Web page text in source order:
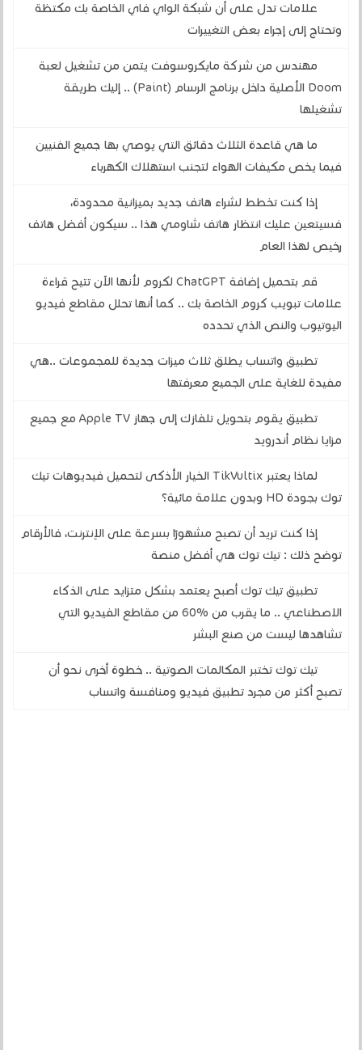
علامات تدل على أن شبكة الواي فاي الخاصة بك مكتظة
وتحتاج إلى إجراء بعض التغييرات
مهندس من شركة مايكروسوفت يتمن من تشغيل لعبة
Doom الأصلية داخل برنامج الرسام (Paint) .. إليك طريقة
تشغيلها
ما هي قاعدة الثلاث دقائق التي يوصي بها جميع الفنيين
فيما يخص مكيفات الهواء لتجنب استهلاك الكهرباء
إذا كنت تخطط لشراء هاتف جديد بميزانية محدودة،
فسيتعين عليك انتظار هاتف شاومي هذا .. سيكون أفضل هاتف
رخيص لهذا العام
قم بتحميل إضافة ChatGPT لكروم لأنها الآن تتيح قراءة
علامات تبويب كروم الخاصة بك .. كما أنها تحلل مقاطع فيديو
اليوتيوب والنص الذي تحدده
تطبيق واتساب يطلق ثلاث ميزات جديدة للمجموعات ..هي
مفيدة للغاية على الجميع معرفتها
تطبيق يقوم بتحويل تلفازك إلى جهاز Apple TV مع جميع
مزايا نظام أندرويد
لماذا يعتبر TikVultix الخيار الأذكى لتحميل فيديوهات تيك
توك بجودة HD وبدون علامة مائية؟
إذا كنت تريد أن تصبح مشهورًا بسرعة على الإنترنت، فالأرقام
توضح ذلك : تيك توك هي أفضل منصة
تطبيق تيك توك أصبح يعتمد بشكل متزايد على الذكاء
الاصطناعي .. ما يقرب من %60 من مقاطع الفيديو التي
تشاهدها ليست من صنع البشر
تيك توك تختبر المكالمات الصوتية .. خطوة أخرى نحو أن
تصبح أكثر من مجرد تطبيق فيديو ومنافسة واتساب